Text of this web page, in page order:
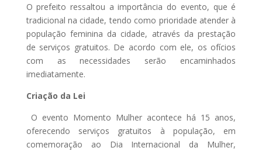
O prefeito ressaltou a importância do evento, que é
tradicional na cidade, tendo como prioridade atender à
população feminina da cidade, através da prestação
de serviços gratuitos. De acordo com ele, os ofícios
com as necessidades serão encaminhados
imediatamente.
Criação da Lei
O evento Momento Mulher acontece há 15 anos,
oferecendo serviços gratuitos à população, em
comemoração ao Dia Internacional da Mulher,